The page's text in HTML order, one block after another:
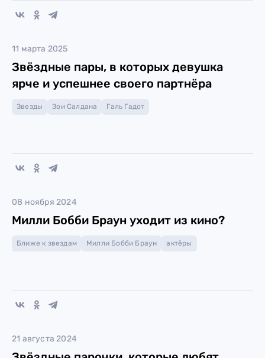
11 марта 2025
Звёздные пары, в которых девушка
ярче и успешнее своего партнёра
Звезды Зои Салдана Галь Гадот
08 ноября 2024
Милли Бобби Браун уходит из кино?
Ближе к звездам Милли Бобби Браун актёры
21 августа 2024